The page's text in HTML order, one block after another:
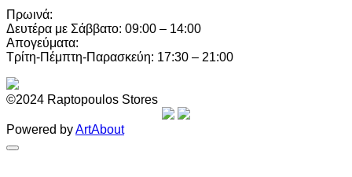
Πρωινά:
Δευτέρα με Σάββατο: 09:00 – 14:00
Απογεύματα:
Τρίτη-Πέμπτη-Παρασκεύη: 17:30 – 21:00
©2024 Raptopoulos Stores
Powered byArtAbout